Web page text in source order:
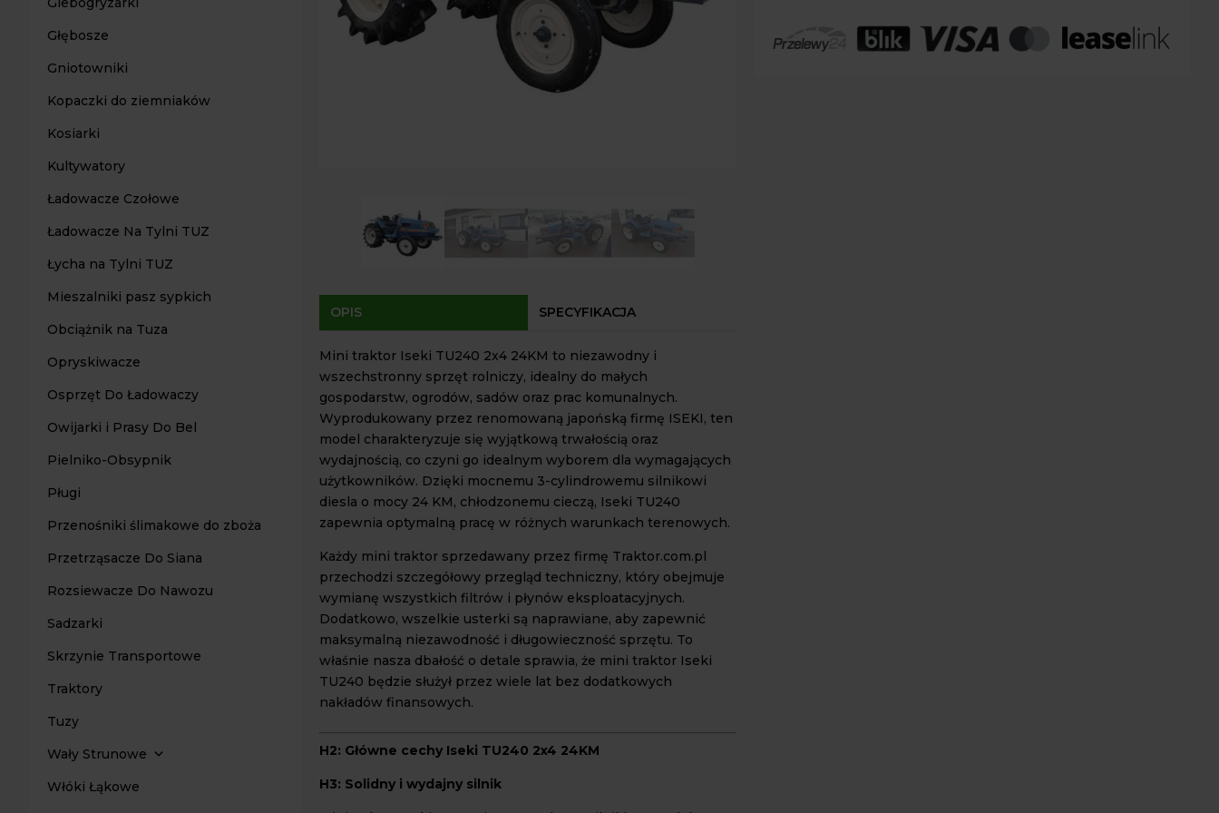
Głębosze
Gniotowniki
Kopaczki do ziemniaków
Kosiarki
Kultywatory
Ładowacze Czołowe
Ładowacze Na Tylni TUZ
Łycha na Tylni TUZ
Mieszalniki pasz sypkich
Obciążnik na Tuza
Opryskiwacze
Osprzęt Do Ładowaczy
Owijarki i Prasy Do Bel
Pielniko-Obsypnik
Pługi
Przenośniki ślimakowe do zboża
Przetrząsacze Do Siana
Rozsiewacze Do Nawozu
Sadzarki
Skrzynie Transportowe
Traktory
Tuzy
Wały Strunowe
Włóki Łąkowe
OPIS SPECYFIKACJA
Mini traktor Iseki TU240 2x4 24KM to niezawodny i
wszechstronny sprzęt rolniczy, idealny do małych
gospodarstw, ogrodów, sadów oraz prac komunalnych.
Wyprodukowany przez renomowaną japońską firmę ISEKI, ten
model charakteryzuje się wyjątkową trwałością oraz
wydajnością, co czyni go idealnym wyborem dla wymagających
użytkowników. Dzięki mocnemu 3-cylindrowemu silnikowi
diesla o mocy 24 KM, chłodzonemu cieczą, Iseki TU240
zapewnia optymalną pracę w różnych warunkach terenowych.
Każdy mini traktor sprzedawany przez firmę Traktor.com.pl
przechodzi szczegółowy przegląd techniczny, który obejmuje
wymianę wszystkich filtrów i płynów eksploatacyjnych.
Dodatkowo, wszelkie usterki są naprawiane, aby zapewnić
maksymalną niezawodność i długowieczność sprzętu. To
właśnie nasza dbałość o detale sprawia, że mini traktor Iseki
TU240 będzie służył przez wiele lat bez dodatkowych
nakładów finansowych.
H2: Główne cechy Iseki TU240 2x4 24KM
H3: Solidny i wydajny silnik
Agrol transport: 200 zł
Agrol transport gabaryty:ustalane indywidualnie